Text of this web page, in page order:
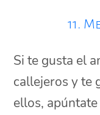
11.
Si te gusta el
callejeros y te
ellos,